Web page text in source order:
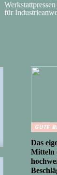
für
GUTE
Das
Mitteln